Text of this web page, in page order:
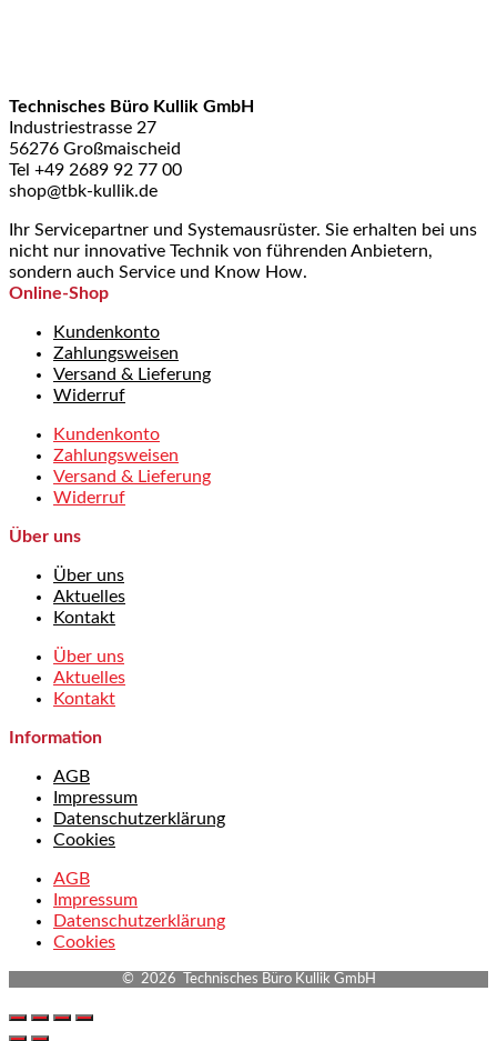
Technisches Büro Kullik GmbH
Industriestrasse 27
56276 Großmaischeid
Tel +49 2689 92 77 00
shop@tbk-kullik.de
Ihr Servicepartner und Systemausrüster. Sie erhalten bei uns
nicht nur innovative Technik von führenden Anbietern,
sondern auch Service und Know How.
Online-Shop
Kundenkonto
Zahlungsweisen
Versand & Lieferung
Widerruf
Kundenkonto
Zahlungsweisen
Versand & Lieferung
Widerruf
Über uns
Über uns
Aktuelles
Kontakt
Über uns
Aktuelles
Kontakt
Information
AGB
Impressum
Datenschutzerklärung
Cookies
AGB
Impressum
Datenschutzerklärung
Cookies
© 2026 Technisches Büro Kullik GmbH